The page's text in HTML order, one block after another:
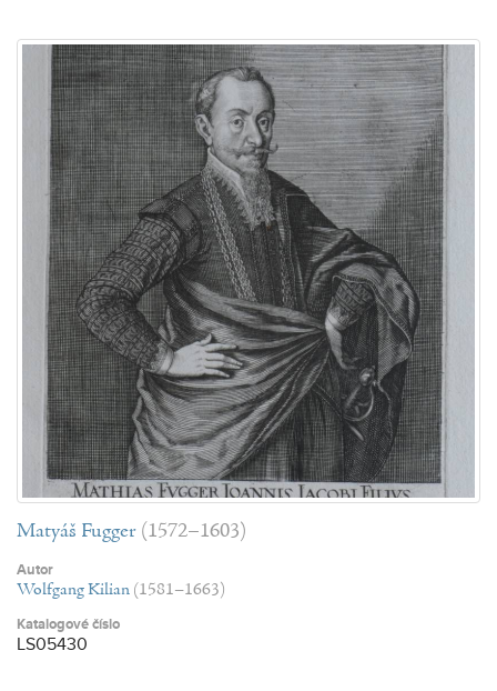
Matyáš Fugger (1572–1603)
Autor
Wolfgang Kilian (1581–1663)
Katalogové číslo
LS05430